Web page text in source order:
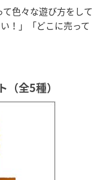
色々な遊び方をして
！」「どこに売って
（全5種）